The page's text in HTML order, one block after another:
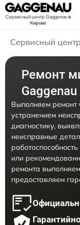
Сервисный центр Gaggenauв
Кирове
Сервисный
Ремонт
Выполняем ремонт
устранением
диагностику,
неисправные
или
ремонта
предоставляем